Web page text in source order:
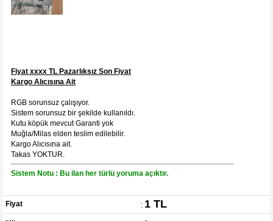
Fiyat xxxx TL Pazarlıksız Son Fiyat
Kargo Alıcısına Ait
RGB sorunsuz çalışıyor.
Sistem sorunsuz bir şekilde kullanıldı.
Kutu köpük mevcut Garanti yok
Muğla/Milas elden teslim edilebilir.
Kargo Alıcısına ait.
Takas YOKTUR.
Sistem Notu : Bu ilan her türlü yoruma açıktır.
Fiyat : 1 TL